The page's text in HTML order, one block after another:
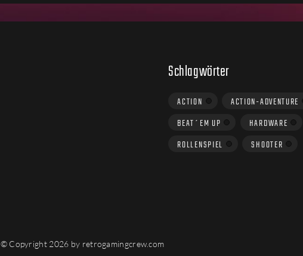
Schlagwörter
ACTION ACTION-ADVENTURE
BEAT´EM UP
HARDWARE
ROLLENSPIEL
SHOOTER
© Copyright 2026 by retrogamingcrew.com